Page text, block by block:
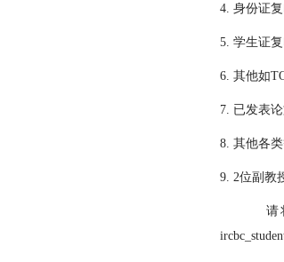
4. 身份证复
5. 学生证复
6. 其他如
7. 已发表
8. 其他各
9. 2位副教
请将上